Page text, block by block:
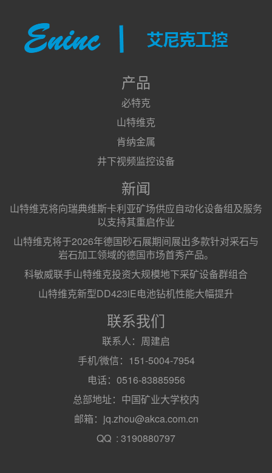
产品
必特克
山特维克
肯纳金属
井下视频监控设备
新闻
山特维克将向瑞典维斯卡利亚矿场供应自动化设备组及服务
以支持其重启作业
山特维克将于2026年德国砂石展期间展出多款针对采石与
岩石加工领域的德国市场首秀产品。
科敏威联手山特维克投资大规模地下采矿设备群组合
山特维克新型DD423iE电池钻机性能大幅提升
联系我们
联系人：周建启
手机/微信：151-5004-7954
电话：0516-83885956
总部地址：中国矿业大学校内
邮箱：jq.zhou@akca.com.cn
QQ : 3190880797